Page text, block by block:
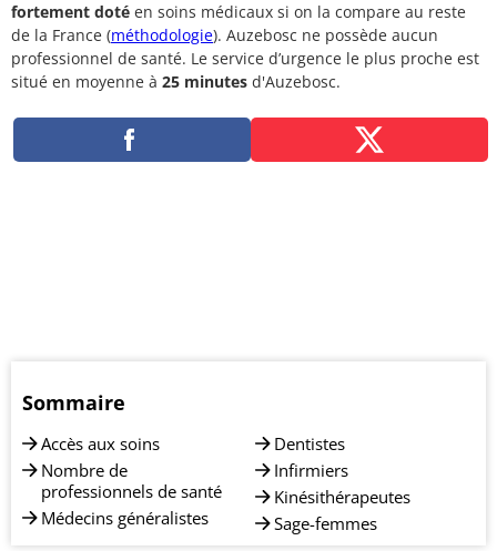
fortement doté en soins médicaux si on la compare au reste
de la France (méthodologie). Auzebosc ne possède aucun
professionnel de santé. Le service d’urgence le plus proche est
situé en moyenne à 25 minutes d'Auzebosc.
Sommaire
Accès aux soins
Nombre de
professionnels de santé
Médecins généralistes
Dentistes
Infirmiers
Kinésithérapeutes
Sage-femmes